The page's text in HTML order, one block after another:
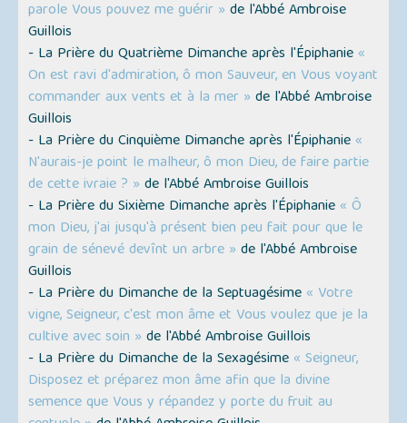
parole Vous pouvez me guérir » de l'Abbé Ambroise
Guillois
- La Prière du Quatrième Dimanche après l'Épiphanie «
On est ravi d'admiration, ô mon Sauveur, en Vous voyant
commander aux vents et à la mer » de l'Abbé Ambroise
Guillois
- La Prière du Cinquième Dimanche après l'Épiphanie «
N'aurais-je point le malheur, ô mon Dieu, de faire partie
de cette ivraie ? » de l'Abbé Ambroise Guillois
- La Prière du Sixième Dimanche après l'Épiphanie « Ô
mon Dieu, j'ai jusqu'à présent bien peu fait pour que le
grain de sénevé devînt un arbre » de l'Abbé Ambroise
Guillois
- La Prière du Dimanche de la Septuagésime « Votre
vigne, Seigneur, c'est mon âme et Vous voulez que je la
cultive avec soin » de l'Abbé Ambroise Guillois
- La Prière du Dimanche de la Sexagésime « Seigneur,
Disposez et préparez mon âme afin que la divine
semence que Vous y répandez y porte du fruit au